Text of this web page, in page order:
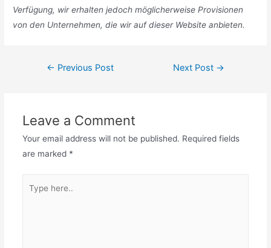
Verfügung, wir erhalten jedoch möglicherweise Provisionen
von den Unternehmen, die wir auf dieser Website anbieten.
Post← Previous Post Next Post →
Leave a Comment
Your email address will not be published. Required fields
are marked *
here..